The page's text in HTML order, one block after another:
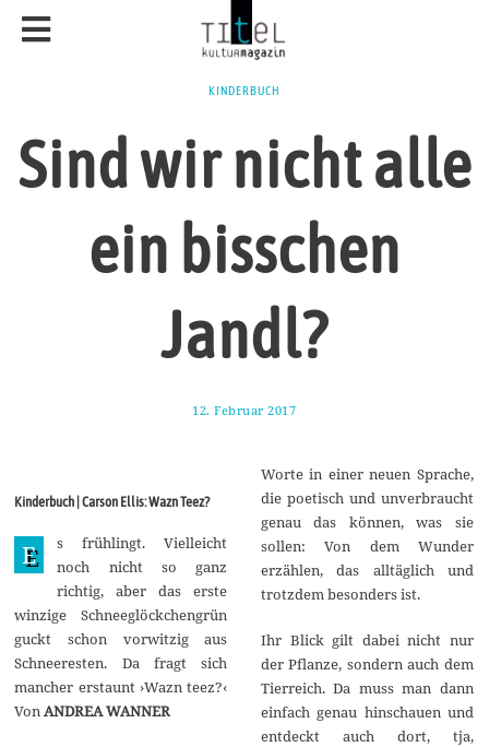
KINDERBUCH
Sind wir nicht alle
ein bisschen
Jandl?
12. Februar 2017
u
u
s
t
2
0
1
Kinderbuch | Carson Ellis: Wazn Teez?
E
s frühlingt. Vielleicht
noch nicht so ganz
richtig, aber das erste
winzige Schneeglöckchengrün
guckt schon vorwitzig aus
Schneeresten. Da fragt sich
mancher erstaunt ›Wazn teez?‹
Von ANDREA WANNER
Worte in einer neuen Sprache,
die poetisch und unverbraucht
genau das können, was sie
sollen: Von dem Wunder
erzählen, das alltäglich und
trotzdem besonders ist.
Ihr Blick gilt dabei nicht nur
der Pflanze, sondern auch dem
Tierreich. Da muss man dann
einfach genau hinschauen und
entdeckt auch dort, tja,